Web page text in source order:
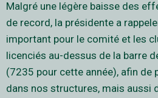
Malgré une légère baisse des
de record, la présidente a
important pour le comité et les
licenciés au-dessus de la barre
(7235 pour cette année), afin de
dans nos structures, mais aussi